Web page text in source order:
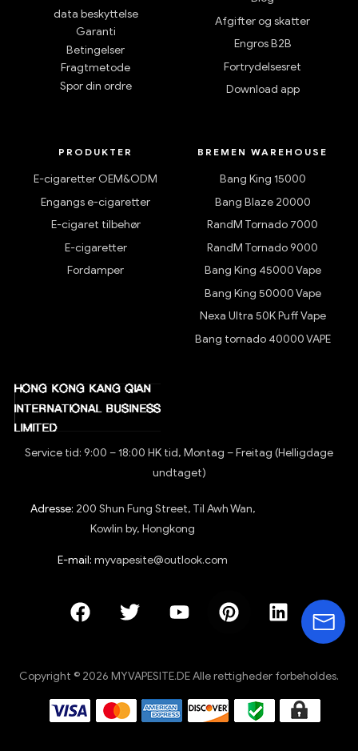
data beskyttelse
Garanti
Betingelser
Fragtmetode
Spor din ordre
Afgifter og skatter
Engros B2B
Fortrydelsesret
Download app
PRODUKTER
E-cigaretter OEM&ODM
Engangs e-cigaretter
E-cigaret tilbehør
E-cigaretter
Fordamper
BREMEN WAREHOUSE
Bang King 15000
Bang Blaze 20000
RandM Tornado 7000
RandM Tornado 9000
Bang King 45000 Vape
Bang King 50000 Vape
Nexa Ultra 50K Puff Vape
Bang tornado 40000 VAPE
Service tid: 9:00 – 18:00 HK tid, Montag – Freitag (Helligdage
undtaget)
Adresse: 200 Shun Fung Street, Til Awh Wan,
Kowlin by, Hongkong
E-mail: myvapesite@outlook.com
Copyright © 2026 MYVAPESITE.DE Alle rettigheder forbeholdes.